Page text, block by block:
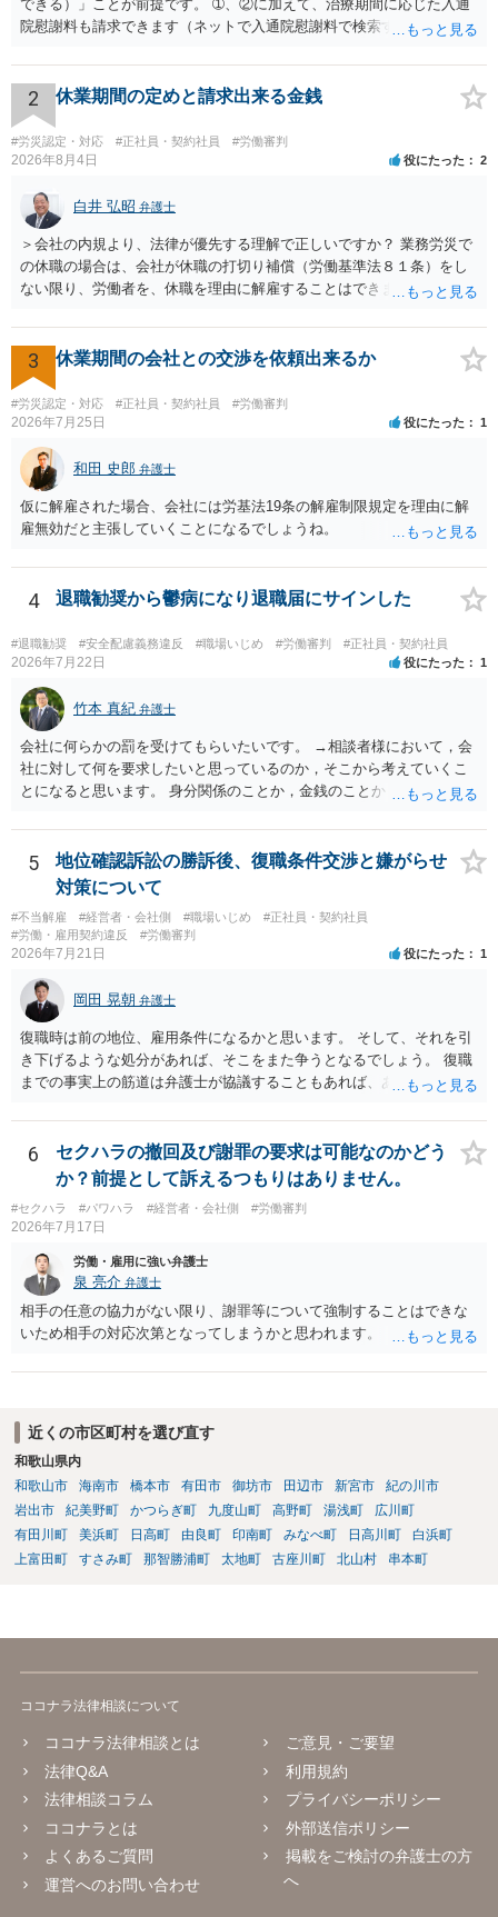
できる）」ことが前提です。 ➀、②に加えて、治療期間に応じた入通
院慰謝料も請求できます（ネットで入通院慰謝料で検索すると詳しい
後遺障害慰謝料も請求できます。これらは後遺障害の等級、あなたの
収入、年齢等で大きく変わりますので一般的にいくらとは言えませ
ん。 弁護士に依頼する費用はそれぞれの弁護士で異なるので個別に聞
いてみるしかありませんが、旧日弁連規準を使った着手金・成功報酬
方式と着手金ゼロまたは少額で成功報酬大目の方式のどちらかが多い
弁護士に直接面談で相談されることをお勧めします。
2 休業期間の定めと請求出来る金銭
#労災認定・対応 #正社員・契約社員 #労働審判
2026年8月4日 役にたった 2
白井 弘昭 弁護士
＞会社の内規より、法律が優先する理解で正しいですか？ 業務労災で
の休職の場合は、会社が休職の打切り補償（労働基準法８１条）をし
ない限り、労働者を、休職を理由に解雇することはできません（労働
期間満了による退職は、業務労災への適用はありませんので、ご安心
ください。 仮に会社が打切り補償をせずに解雇した場合は、不当解雇
に当たります。 ＞労災の休業補償と、所得補償保険の保険金とは別
に、受け取れる金銭はありますでしょうか？ 業務労災の場合は、会社
の安全配慮義務違反が認められると解されますので、会社の損害賠償
責任（治療費、通院慰謝料、入院費、入院慰謝料、後遺障害慰謝料、
逸失利益等）が認められる可能性が高いと思われます。 また、業務労
災での第三者行為傷害（同僚の不注意等による事故）の場合は、当該
第三者の賠償責任も考えられます。 労災で支払われた分は、損害額か
ら控除（損益相殺）されますが、それを超えた部分は、会社もしく
が・・・）。極めて専門的な話ですので、詳細もしくは対応を最寄り
3 休業期間の会社との交渉を依頼出来るか
#労災認定・対応 #正社員・契約社員 #労働審判
2026年7月25日 役にたった 1
和田 史郎 弁護士
仮に解雇された場合、会社には労基法19条の解雇制限規定を理由に解
雇無効だと主張していくことになるでしょうね。
4 退職勧奨から鬱病になり退職届にサインした
#退職勧奨 #安全配慮義務違反 #職場いじめ #労働審判 #正社員・契約社員
2026年7月22日 役にたった 1
竹本 真紀 弁護士
会社に何らかの罰を受けてもらいたいです。 →相談者様において，会
社に対して何を要求したいと思っているのか，そこから考えていくこ
とになると思います。 身分関係のことか，金銭のことか，会社自体に
わからない，そういう状態なのであれば，その点を検討していくこと
から始めるのがよいと思います。
5
地位確認訴訟の勝訴後、復職条件交渉と嫌がらせ
対策について
#不当解雇 #経営者・会社側 #職場いじめ
#正社員・契約社員
#労働・雇用契約違反
#労働審判
2026年7月21日 役にたった 1
岡田 晃朝 弁護士
復職時は前の地位、雇用条件になるかと思います。 そして、それを引
き下げるような処分があれば、そこをまた争うとなるでしょう。 復職
までの事実上の筋道は弁護士が協議することもあれば、あなたがご自
ょうから、別途費用が発生することもありますが、出勤日時の設定く
らいならサービスでしてくれるかもしれません。
6
セクハラの撤回及び謝罪の要求は可能なのかどう
か？前提として訴えるつもりはありません。
#セクハラ #パワハラ #経営者・会社側 #労働審判
2026年7月17日
労働・雇用に強い弁護士
泉 亮介 弁護士
相手の任意の協力がない限り、謝罪等について強制することはできな
いため相手の対応次第となってしまうかと思われます。
近くの市区町村を選び直す
和歌山県内
和歌山市
海南市 橋本市 有田市 御坊市 田辺市 新宮市
紀の川市
岩出市
紀美野町 かつらぎ町 九度山町 高野町 湯浅町
広川町
有田川町
美浜町 日高町 由良町 印南町 みなべ町 日高川町
白浜町
上富田町
すさみ町 那智勝浦町 太地町 古座川町 北山村 串本町
ココナラ法律相談について
ココナラ法律相談とは
法律Q&A
法律相談コラム
ココナラとは
よくあるご質問
運営へのお問い合わせ
ご意見・ご要望
利用規約
プライバシーポリシー
外部送信ポリシー
掲載をご検討の弁護士の方
へ